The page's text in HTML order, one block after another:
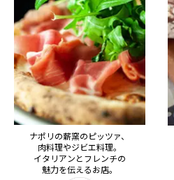
ナポリの薪窯のピッツァ、
肉料理やジビエ料理。
イタリアンとフレンチの
魅力を伝えるお店。